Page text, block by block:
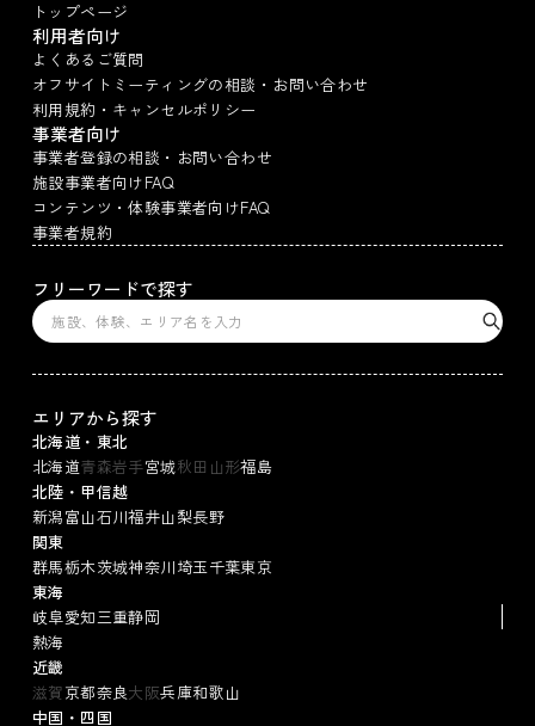
トップページ
利用者向け
よくあるご質問
オフサイトミーティングの相談・お問い合わせ
利用規約・キャンセルポリシー
事業者向け
事業者登録の相談・お問い合わせ
施設事業者向けFAQ
コンテンツ・体験事業者向けFAQ
事業者規約
フリーワードで探す
エリアから探す
北海道・東北
北海道青森岩手宮城秋田 山形福島
北陸・甲信越
新潟富山石川福井山梨長野
関東
群馬栃木茨城神奈川埼玉千葉東京
東海
岐阜愛知三重静岡
熱海
近畿
滋賀京都奈良大阪兵庫和歌山
中国・四国